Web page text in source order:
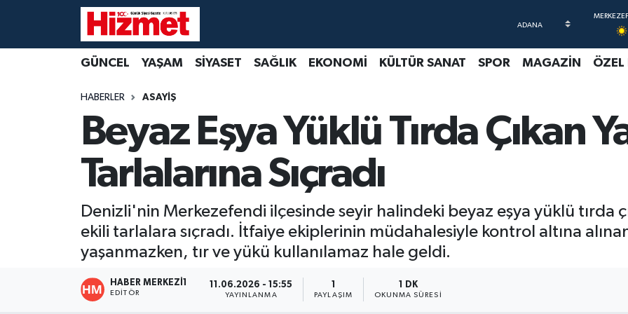
GÜNCEL YAŞAM SİYASET SAĞLIK EKONOMİ KÜLTÜR SANAT SPOR MAGAZİN ÖZEL
HABERLER ASAYİŞ
Beyaz Eşya Yüklü Tırda Çıkan
Tarlalarına Sıçradı
Denizli'nin Merkezefendi ilçesinde seyir halindeki beyaz eşya yüklü tırda
ekili tarlalara sıçradı. İtfaiye ekiplerinin müdahalesiyle kontrol altına
yaşanmazken, tır ve yükü kullanılamaz hale geldi.
HABER MERKEZI1
EDITÖR
11.06.2026 - 15:55
YAYINLANMA
1
PAYLAŞIM
1 DK
OKUNMA SÜRESI
SAĞLIK
KÜLTÜR SANAT
MAGAZİN
Denizli Nöbetçi Eczaneler
Denizli Trafik Yoğunluk Haritası
Süper Lig Puan Durumu ve Fikstür
Son Dakika Haberleri